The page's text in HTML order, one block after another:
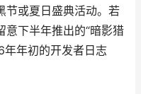
节或夏日盛典活动。若
意下半年推出的“暗影猎
年年初的开发者日志